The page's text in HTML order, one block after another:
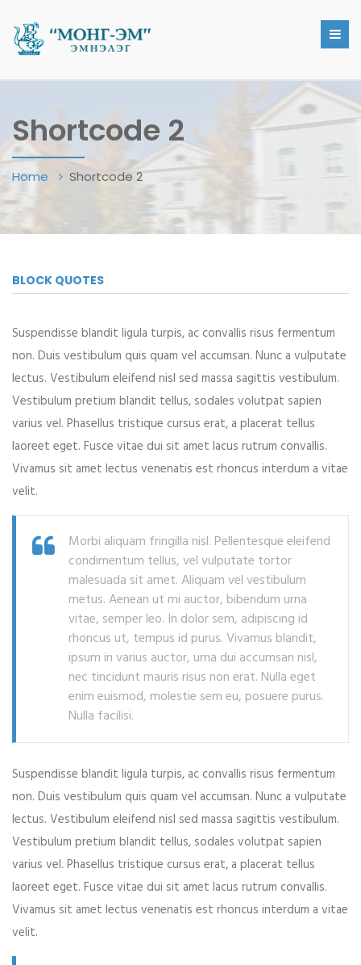
Shortcode 2
Home Shortcode 2
BLOCK QUOTES
Suspendisse blandit ligula turpis, ac convallis risus fermentum
non. Duis vestibulum quis quam vel accumsan. Nunc a vulputate
lectus. Vestibulum eleifend nisl sed massa sagittis vestibulum.
Vestibulum pretium blandit tellus, sodales volutpat sapien
varius vel. Phasellus tristique cursus erat, a placerat tellus
laoreet eget. Fusce vitae dui sit amet lacus rutrum convallis.
Vivamus sit amet lectus venenatis est rhoncus interdum a vitae
velit.
Morbi aliquam fringilla nisl. Pellentesque eleifend
condimentum tellus, vel vulputate tortor
malesuada sit amet. Aliquam vel vestibulum
metus. Aenean ut mi auctor, bibendum urna
vitae, semper leo. In dolor sem, adipiscing id
rhoncus ut, tempus id purus. Vivamus blandit,
ipsum in varius auctor, urna dui accumsan nisl,
nec tincidunt mauris risus non erat. Nulla eget
enim euismod, molestie sem eu, posuere purus.
Nulla facilisi.
Suspendisse blandit ligula turpis, ac convallis risus fermentum
non. Duis vestibulum quis quam vel accumsan. Nunc a vulputate
lectus. Vestibulum eleifend nisl sed massa sagittis vestibulum.
Vestibulum pretium blandit tellus, sodales volutpat sapien
varius vel. Phasellus tristique cursus erat, a placerat tellus
laoreet eget. Fusce vitae dui sit amet lacus rutrum convallis.
Vivamus sit amet lectus venenatis est rhoncus interdum a vitae
velit.